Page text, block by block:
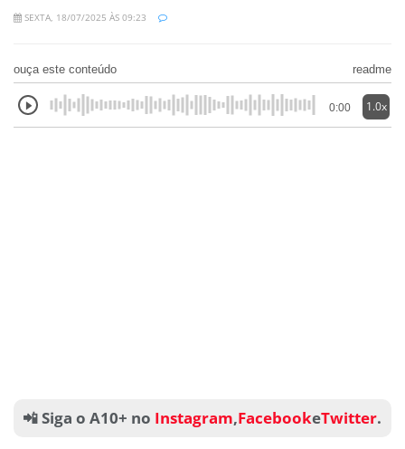
SEXTA, 18/07/2025 ÀS 09:23
ouça este conteúdo readme
0:00 1.0x
📲 Siga o A10+ no Instagram,FacebookeTwitter.